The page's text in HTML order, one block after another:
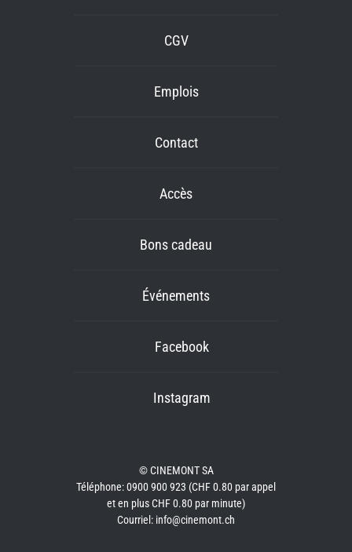
CGV
Emplois
Contact
Accès
Bons cadeau
Événements
Facebook
Instagram
© CINEMONT SA
Téléphone: 0900 900 923 (CHF 0.80 par appel
et en plus CHF 0.80 par minute)
Courriel: info@cinemont.ch